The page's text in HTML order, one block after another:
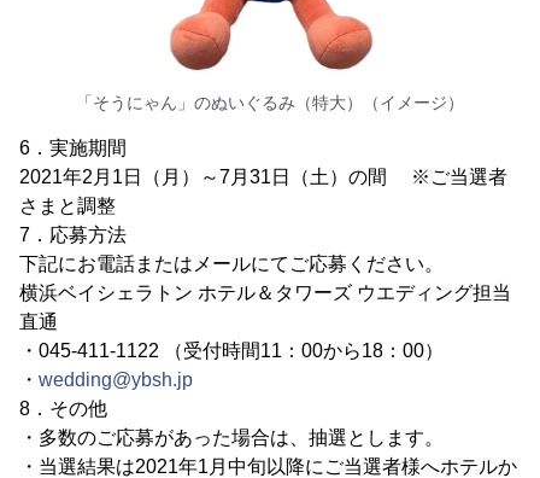
「そうにゃん」のぬいぐるみ（特大）（イメージ）
6．実施期間
2021年2月1日（月）～7月31日（土）の間 ※ご当選者
さまと調整
7．応募方法
下記にお電話またはメールにてご応募ください。
横浜ベイシェラトン ホテル＆タワーズ ウエディング担当
直通
・045-411-1122 （受付時間11：00から18：00）
・ wedding@ybsh.jp
8．その他
・多数のご応募があった場合は、抽選とします。
・当選結果は2021年1月中旬以降にご当選者様へホテルか